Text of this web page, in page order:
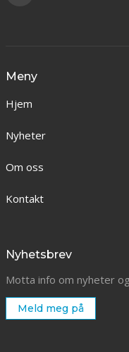
Meny
Hjem
Nyheter
Om oss
Kontakt
Nyhetsbrev
Motta info om nyheter
Meld meg på